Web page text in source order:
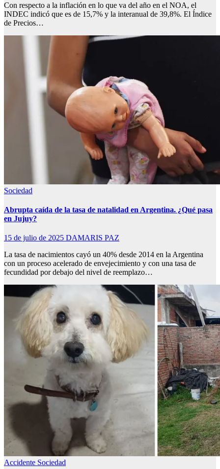
Con respecto a la inflación en lo que va del año en el NOA, el
INDEC indicó que es de 15,7% y la interanual de 39,8%. El Índice
de Precios…
Sociedad
Abrupta caída de la tasa de natalidad en Argentina. ¿Qué pasa
en Jujuy?
15 de julio de 2025 DAMARIS PAZ
La tasa de nacimientos cayó un 40% desde 2014 en la Argentina
con un proceso acelerado de envejecimiento y con una tasa de
fecundidad por debajo del nivel de reemplazo…
Accidente Sociedad